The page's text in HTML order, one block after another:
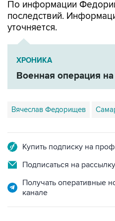
уточняется.
ХРОНИКА
Военная операция на
Вячеслав Федорищев
Подписаться на
Получать оперативные